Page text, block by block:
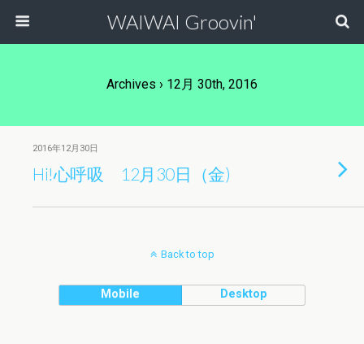
WAIWAI Groovin'
Archives › 12月 30th, 2016
2016年12月30日
Hi!心呼吸 12月30日（金)
Back to top
Mobile Desktop